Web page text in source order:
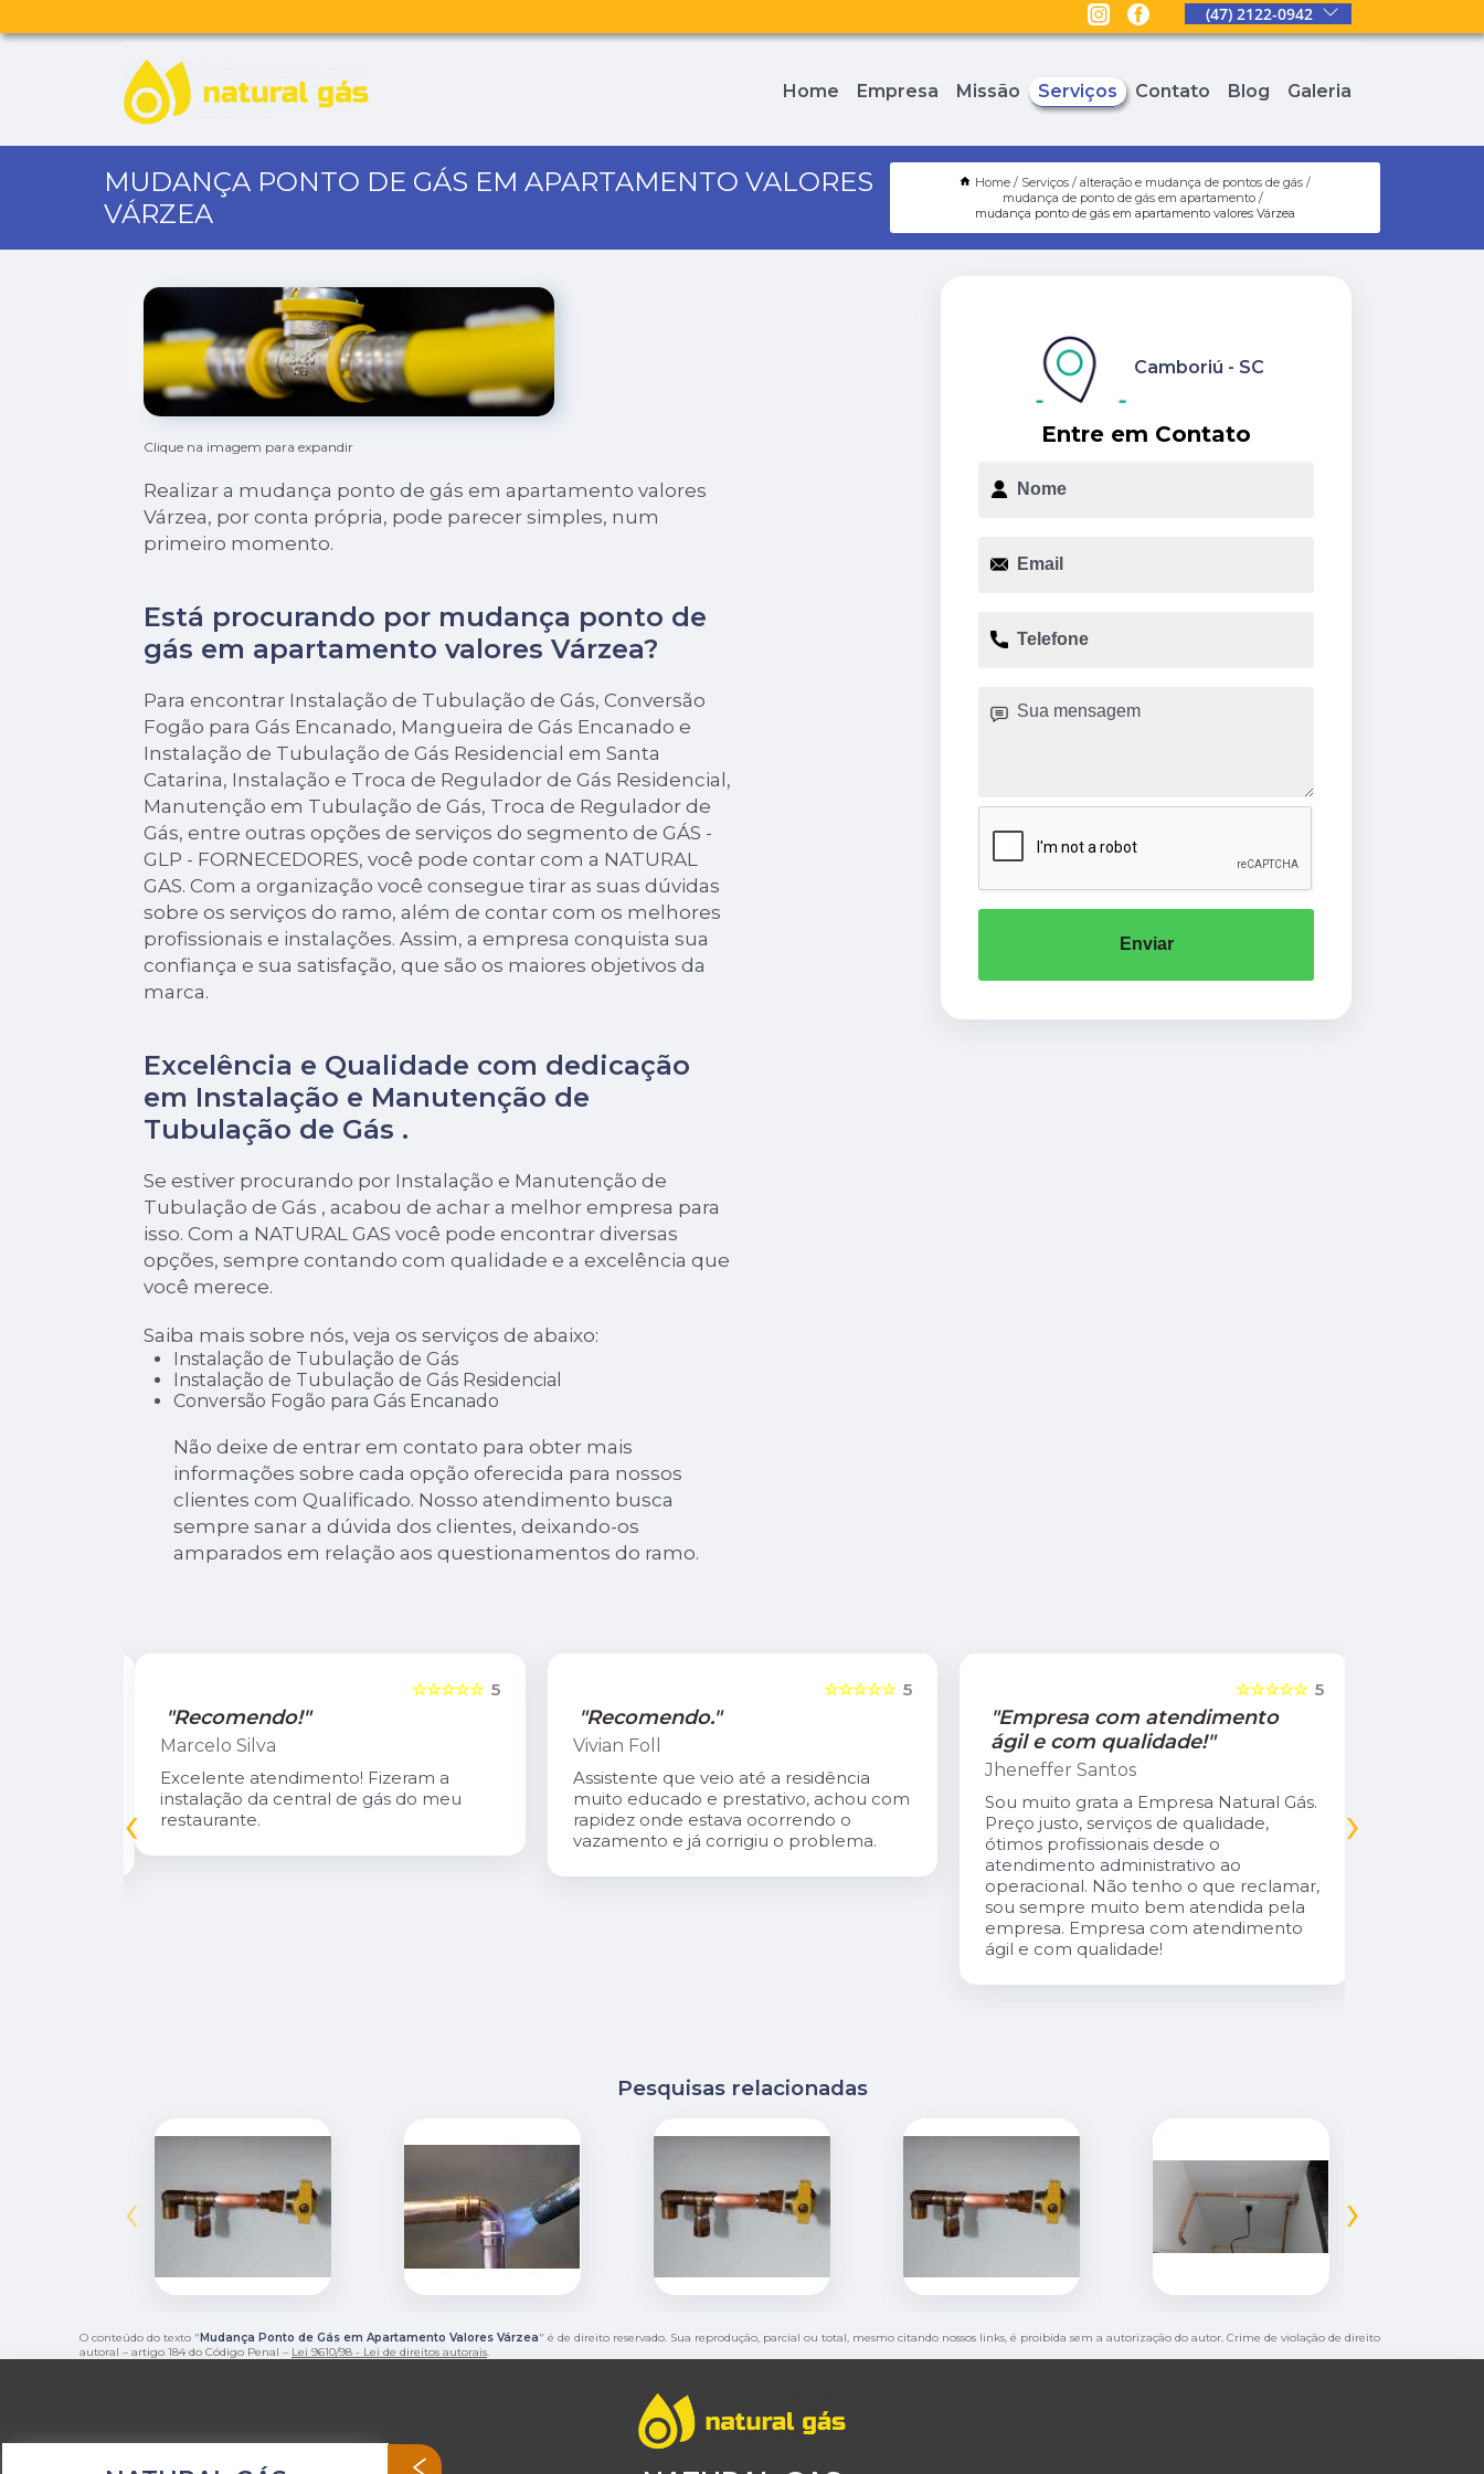
(47) 2122-0942
Home Empresa Missão Serviços Contato Blog Galeria
MUDANÇA PONTO DE GÁS EM APARTAMENTO VALORES
VÁRZEA
Home Serviços
alteração e mudança de pontos de gás
mudança de ponto de gás em apartamento
mudança ponto de gás em apartamento valores Várzea
Clique na imagem para expandir
Realizar a mudança ponto de gás em apartamento valores
Várzea, por conta própria, pode parecer simples, num
primeiro momento.
Está procurando por mudança ponto de
gás em apartamento valores Várzea?
Para encontrar Instalação de Tubulação de Gás, Conversão
Fogão para Gás Encanado, Mangueira de Gás Encanado e
Instalação de Tubulação de Gás Residencial em Santa
Catarina, Instalação e Troca de Regulador de Gás Residencial,
Manutenção em Tubulação de Gás, Troca de Regulador de
Gás, entre outras opções de serviços do segmento de GÁS -
GLP - FORNECEDORES, você pode contar com a NATURAL
GAS. Com a organização você consegue tirar as suas dúvidas
sobre os serviços do ramo, além de contar com os melhores
profissionais e instalações. Assim, a empresa conquista sua
confiança e sua satisfação, que são os maiores objetivos da
marca.
Excelência e Qualidade com dedicação
em Instalação e Manutenção de
Tubulação de Gás .
Se estiver procurando por Instalação e Manutenção de
Tubulação de Gás , acabou de achar a melhor empresa para
isso. Com a NATURAL GAS você pode encontrar diversas
opções, sempre contando com qualidade e a excelência que
você merece.
Saiba mais sobre nós, veja os serviços de abaixo:
Instalação de Tubulação de Gás
Instalação de Tubulação de Gás Residencial
Conversão Fogão para Gás Encanado
Não deixe de entrar em contato para obter mais
informações sobre cada opção oferecida para nossos
clientes com Qualificado. Nosso atendimento busca
sempre sanar a dúvida dos clientes, deixando-os
amparados em relação aos questionamentos do ramo.
Entre em Contato
Camboriú - SC
Enviar
5
☆☆☆☆☆
"Recomendo!"
Marcelo Silva
Excelente atendimento! Fizeram a
instalação da central de gás do meu
restaurante.
5
☆☆☆☆☆
"Recomendo."
Vivian Foll
Assistente que veio até a residência
muito educado e prestativo, achou com
rapidez onde estava ocorrendo o
vazamento e já corrigiu o problema.
5
☆☆☆☆☆
"Empresa com atendimento
ágil e com qualidade!"
Jheneffer Santos
Sou muito grata a Empresa Natural Gás.
Preço justo, serviços de qualidade,
ótimos profissionais desde o
atendimento administrativo ao
operacional. Não tenho o que reclamar,
sou sempre muito bem atendida pela
empresa. Empresa com atendimento
ágil e com qualidade!
‹ ›
Pesquisas relacionadas
‹ ›
O conteúdo do texto " Mudança Ponto de Gás em Apartamento Valores Várzea" é de direito reservado. Sua reprodução, parcial ou total, mesmo citando nossos links, é proibida sem a autorização do autor. Crime de violação de direito
autoral – artigo 184 do Código Penal – Lei 9610/98 - Lei de direitos autorais.